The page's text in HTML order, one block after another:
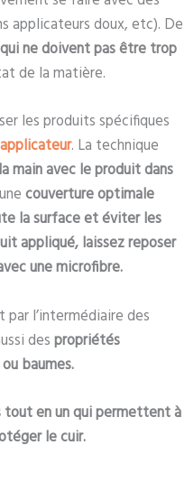
applicateurs doux, etc). De
ne doivent pas être trop
de la matière.
les produits spécifiques
. La technique
main avec le produit dans
couverture optimale
la surface et éviter les
appliqué, laissez reposer
une microfibre.
l’intermédiaire des
despropriétés
baumes.
tout en un qui permettent à
le cuir.